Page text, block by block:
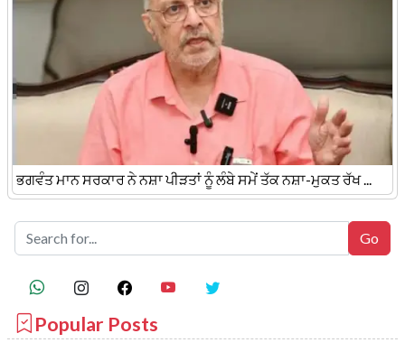
ਭਗਵੰਤ ਮਾਨ ਸਰਕਾਰ ਨੇ ਨਸ਼ਾ ਪੀੜਤਾਂ ਨੂੰ ਲੰਬੇ ਸਮੇਂ ਤੱਕ ਨਸ਼ਾ-ਮੁਕਤ ਰੱਖ ...
Popular Posts